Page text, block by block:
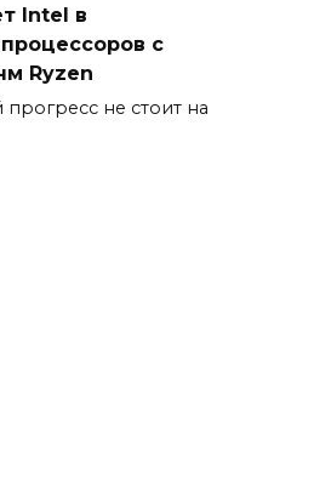
Intel в
с
Ryzen
прогресс не стоит на